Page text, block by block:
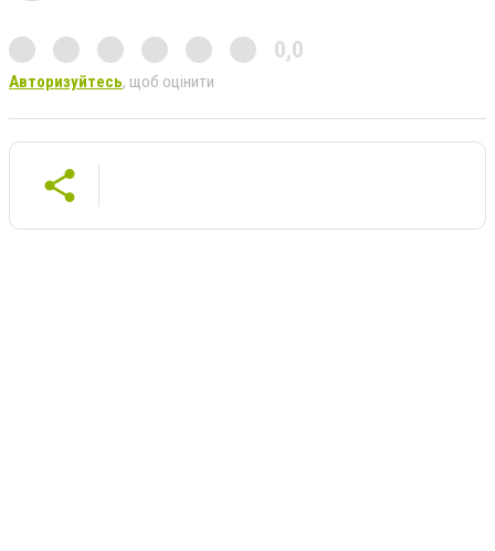
0,0
Авторизуйтесь, щоб оцінити